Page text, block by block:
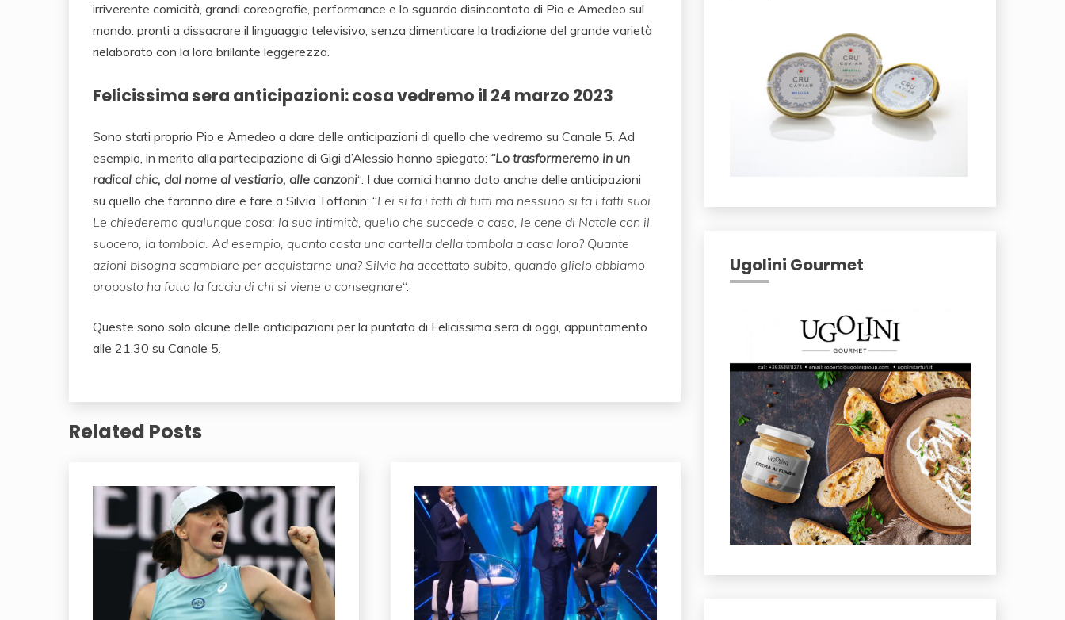
irriverente comicità, grandi coreografie, performance e lo sguardo disincantato di Pio e Amedeo sul
mondo: pronti a dissacrare il linguaggio televisivo, senza dimenticare la tradizione del grande varietà
rielaborato con la loro brillante leggerezza.
Felicissima sera anticipazioni: cosa vedremo il 24 marzo 2023
Sono stati proprio Pio e Amedeo a dare delle anticipazioni di quello che vedremo su Canale 5. Ad
esempio, in merito alla partecipazione di Gigi d’Alessio hanno spiegato: “Lo trasformeremo in un
radical chic, dal nome al vestiario, alle canzoni“. I due comici hanno dato anche delle anticipazioni
su quello che faranno dire e fare a Silvia Toffanin: “Lei si fa i fatti di tutti ma nessuno si fa i fatti suoi.
Le chiederemo qualunque cosa: la sua intimità, quello che succede a casa, le cene di Natale con il
suocero, la tombola. Ad esempio, quanto costa una cartella della tombola a casa loro? Quante
azioni bisogna scambiare per acquistarne una? Silvia ha accettato subito, quando glielo abbiamo
proposto ha fatto la faccia di chi si viene a consegnare“.
Queste sono solo alcune delle anticipazioni per la puntata di Felicissima sera di oggi, appuntamento
alle 21,30 su Canale 5.
Related Posts
Ugolini Gourmet